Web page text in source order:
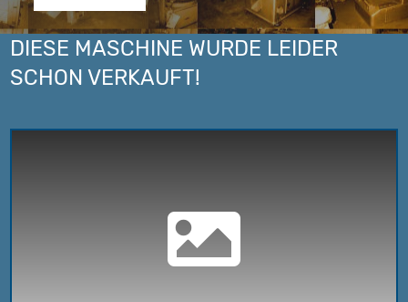
DIESE MASCHINE WURDE LEIDER
SCHON VERKAUFT!